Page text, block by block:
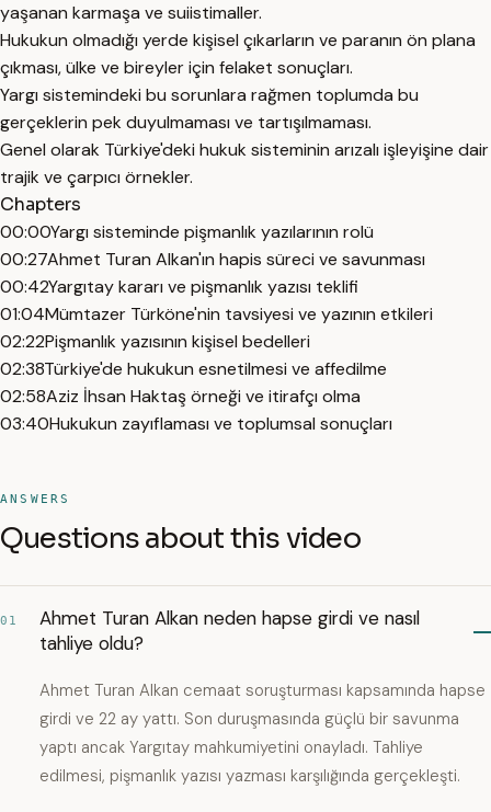
yaşanan karmaşa ve suiistimaller.
Hukukun olmadığı yerde kişisel çıkarların ve paranın ön plana
çıkması, ülke ve bireyler için felaket sonuçları.
Yargı sistemindeki bu sorunlara rağmen toplumda bu
gerçeklerin pek duyulmaması ve tartışılmaması.
Genel olarak Türkiye'deki hukuk sisteminin arızalı işleyişine dair
trajik ve çarpıcı örnekler.
Chapters
00:00Yargı sisteminde pişmanlık yazılarının rolü
00:27Ahmet Turan Alkan'ın hapis süreci ve savunması
00:42Yargıtay kararı ve pişmanlık yazısı teklifi
01:04Mümtazer Türköne'nin tavsiyesi ve yazının etkileri
02:22Pişmanlık yazısının kişisel bedelleri
02:38Türkiye'de hukukun esnetilmesi ve affedilme
02:58Aziz İhsan Haktaş örneği ve itirafçı olma
03:40Hukukun zayıflaması ve toplumsal sonuçları
ANSWERS
Questions about this video
01
Ahmet Turan Alkan neden hapse girdi ve nasıl
tahliye oldu?
Ahmet Turan Alkan cemaat soruşturması kapsamında hapse
girdi ve 22 ay yattı. Son duruşmasında güçlü bir savunma
yaptı ancak Yargıtay mahkumiyetini onayladı. Tahliye
edilmesi, pişmanlık yazısı yazması karşılığında gerçekleşti.